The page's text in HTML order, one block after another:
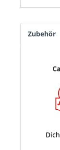
Zubehör